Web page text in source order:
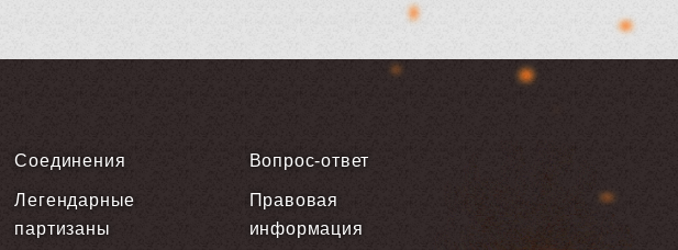
Соединения
Легендарные
партизаны
Вопрос-ответ
Правовая
информация